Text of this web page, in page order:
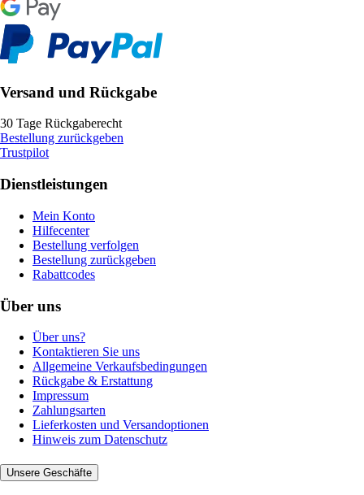
Versand und Rückgabe
30 Tage Rückgaberecht
Bestellung zurückgeben
Trustpilot
Dienstleistungen
Mein Konto
Hilfecenter
Bestellung verfolgen
Bestellung zurückgeben
Rabattcodes
Über uns
Über uns?
Kontaktieren Sie uns
Allgemeine Verkaufsbedingungen
Rückgabe & Erstattung
Impressum
Zahlungsarten
Lieferkosten und Versandoptionen
Hinweis zum Datenschutz
Unsere Geschäfte